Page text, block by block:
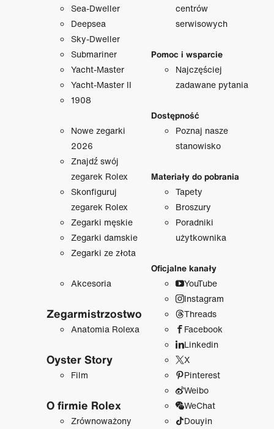
Sea-Dweller
Deepsea
Sky-Dweller
Submariner
Yacht-Master
Yacht-Master II
1908
Nowe zegarki
2026
Znajdź swój
zegarek Rolex
Skonfiguruj
zegarek Rolex
Zegarki męskie
Zegarki damskie
Zegarki ze złota
Akcesoria
Zegarmistrzostwo
Anatomia Rolexa
Oyster Story
Film
O firmie Rolex
Zrównoważony
centrów
serwisowych
Pomoc i wsparcie
Najczęściej
zadawane pytania
Dostępność
Poznaj nasze
stanowisko
Materiały do pobrania
Tapety
Broszury
Poradniki
użytkownika
Oficjalne kanały
YouTube
Instagram
Threads
Facebook
Linkedin
X
Pinterest
Weibo
WeChat
Douyin